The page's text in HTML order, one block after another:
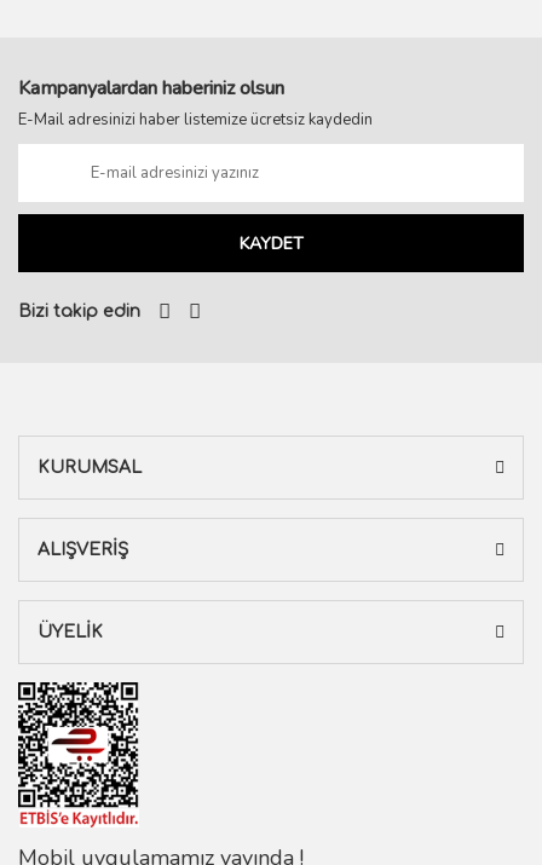
Kampanyalardan haberiniz olsun
E-Mail adresinizi haber listemize ücretsiz kaydedin
KAYDET
Bizi takip edin
KURUMSAL
ALIŞVERİŞ
ÜYELİK
Mobil uygulamamız yayında !